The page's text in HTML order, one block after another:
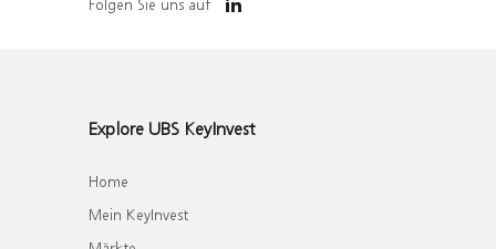
Explore UBS KeyInvest
Home
Mein KeyInvest